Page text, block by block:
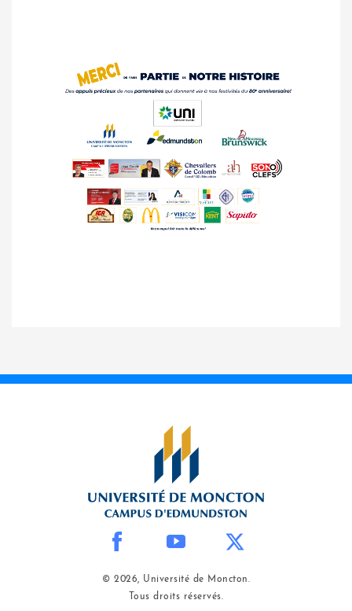
© 2026, Université de Moncton.
Tous droits réservés.